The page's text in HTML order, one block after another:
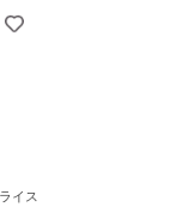
イス